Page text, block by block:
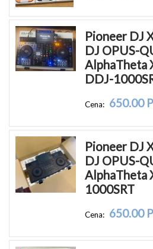
Pioneer DJ
DJ OPUS-
AlphaTheta
DDJ-
Cena: 650.00
Pioneer DJ
DJ OPUS-
AlphaTheta
1000SRT
Cena: 650.00